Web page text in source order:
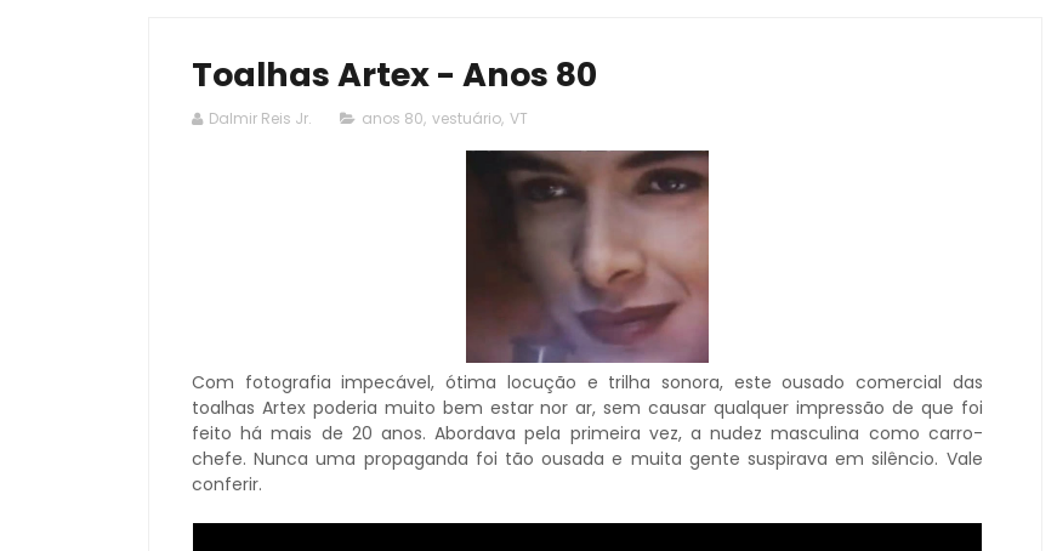
Toalhas Artex - Anos 80
Dalmir Reis Jr. anos 80, vestuário, VT
Com fotografia impecável, ótima locução e trilha sonora, este ousado comercial das
toalhas Artex poderia muito bem estar nor ar, sem causar qualquer impressão de que foi
feito há mais de 20 anos. Abordava pela primeira vez, a nudez masculina como carro-
chefe. Nunca uma propaganda foi tão ousada e muita gente suspirava em silêncio. Vale
conferir.